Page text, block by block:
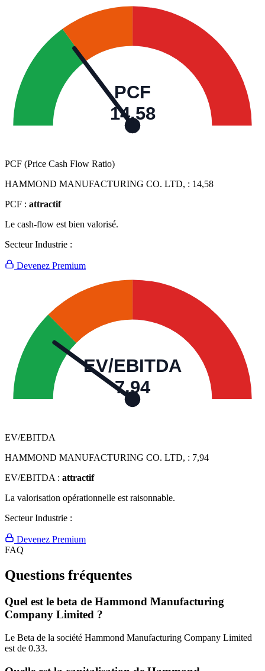
PCF
14,58
PCF (Price Cash Flow Ratio)
HAMMOND MANUFACTURING CO. LTD, : 14,58
PCF : attractif
Le cash-flow est bien valorisé.
Secteur Industrie :
Devenez Premium
EV/EBITDA
7,94
EV/EBITDA
HAMMOND MANUFACTURING CO. LTD, : 7,94
EV/EBITDA : attractif
La valorisation opérationnelle est raisonnable.
Secteur Industrie :
Devenez Premium
FAQ
Questions fréquentes
Quel est le beta de Hammond Manufacturing
Company Limited ?
Le Beta de la société Hammond Manufacturing Company Limited
est de 0.33.